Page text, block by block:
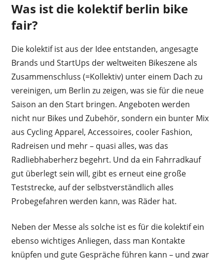
Was ist die kolektif berlin bike
fair?
Die kolektif ist aus der Idee entstanden, angesagte
Brands und StartUps der weltweiten Bikeszene als
Zusammenschluss (=Kollektiv) unter einem Dach zu
vereinigen, um Berlin zu zeigen, was sie für die neue
Saison an den Start bringen. Angeboten werden
nicht nur Bikes und Zubehör, sondern ein bunter Mix
aus Cycling Apparel, Accessoires, cooler Fashion,
Radreisen und mehr – quasi alles, was das
Radliebhaberherz begehrt. Und da ein Fahrradkauf
gut überlegt sein will, gibt es erneut eine große
Teststrecke, auf der selbstverständlich alles
Probegefahren werden kann, was Räder hat.
Neben der Messe als solche ist es für die kolektif ein
ebenso wichtiges Anliegen, dass man Kontakte
knüpfen und gute Gespräche führen kann – und zwar